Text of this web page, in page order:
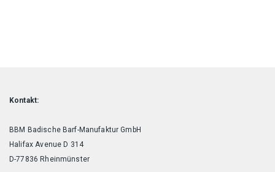
Kontakt:
BBM Badische Barf-Manufaktur GmbH
Halifax Avenue D 314
D-77836 Rheinmünster